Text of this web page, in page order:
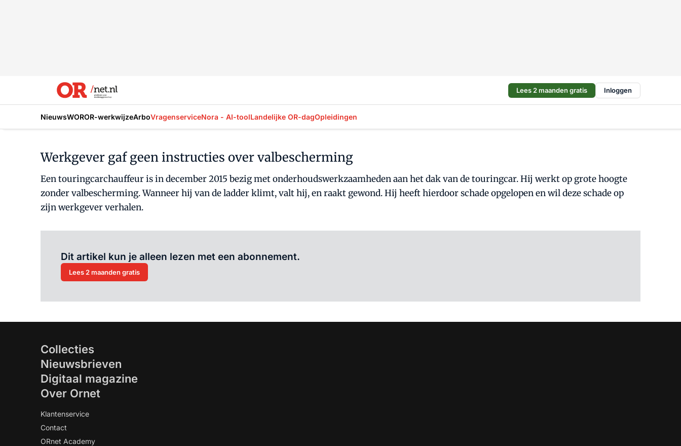
Lees 2 maanden gratis Inloggen
NieuwsWOROR-werkwijzeArboVragenserviceNora - AI-toolLandelijke OR-dagOpleidingen
Werkgever gaf geen instructies over valbescherming
Een touringcarchauffeur is in december 2015 bezig met onderhoudswerkzaamheden aan het dak van de touringcar. Hij werkt op grote hoogte
zonder valbescherming. Wanneer hij van de ladder klimt, valt hij, en raakt gewond. Hij heeft hierdoor schade opgelopen en wil deze schade op
zijn werkgever verhalen.
Dit artikel kun je alleen lezen met een abonnement.
Lees 2 maanden gratis
Collecties
Nieuwsbrieven
Digitaal magazine
Over Ornet
Klantenservice
Contact
ORnet Academy